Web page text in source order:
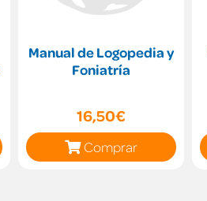
Manual de Logopedia y
Foniatría
16,50€
Comprar